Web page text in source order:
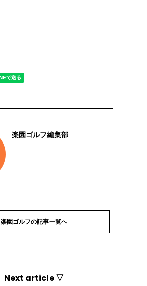
楽園ゴルフ編集部
楽園ゴルフの記事一覧へ
Next article ▽